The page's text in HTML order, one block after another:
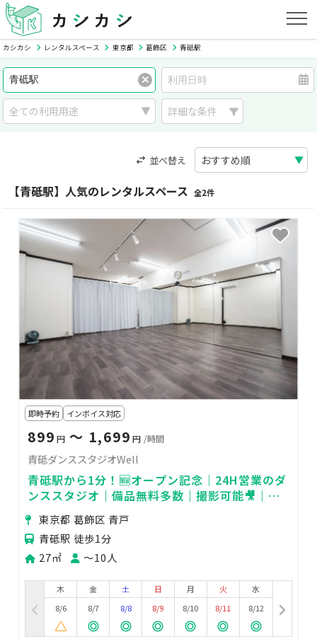
カシカシ レンタルスペース 東京都 葛飾区 青砥駅
詳細な条件
並べ替え
【青砥駅】人気のレンタルスペース 全2件
即時予約 インボイス対応
899 円 〜 1,699 円 /時間
青砥ダンススタジオWell
青砥駅から1分！🆕オープン記念｜24H営業のダ
ンススタジオ｜備品無料多数｜撮影可能🎥｜ヨ
ガ｜演劇｜🛜｜調光可｜着替スペースも
東京都 葛飾区 青戸
青砥駅 徒歩1分
27㎡
〜10人
木
8/6
金
8/7
土
8/8
日
8/9
月
8/10
火
8/11
水
8/12